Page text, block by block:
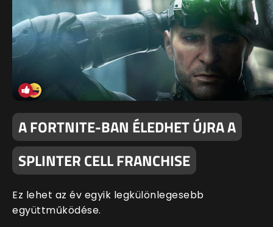
A FORTNITE-BAN ÉLEDHET ÚJRA A
SPLINTER CELL FRANCHISE
Ez lehet az év egyik legkülönlegesebb
együttműködése.